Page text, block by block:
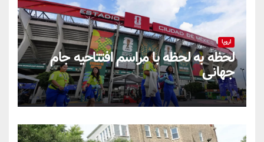
اروپا
لحظه به لحظه با مراسم افتتاحیه جام
جهانی